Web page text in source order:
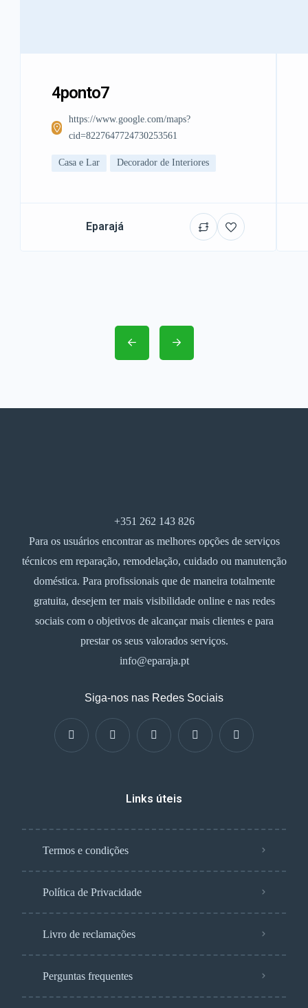
4ponto7
https://www.google.com/maps?
cid=8227647724730253561
Casa e Lar Decorador de Interiores
Eparajá
+351 262 143 826
Para os usuários encontrar as melhores opções de serviços
técnicos em reparação, remodelação, cuidado ou manutenção
doméstica. Para profissionais que de maneira totalmente
gratuita, desejem ter mais visibilidade online e nas redes
sociais com o objetivos de alcançar mais clientes e para
prestar os seus valorados serviços.
info@eparaja.pt
Siga-nos nas Redes Sociais
Links úteis
Termos e condições
Política de Privacidade
Livro de reclamações
Perguntas frequentes